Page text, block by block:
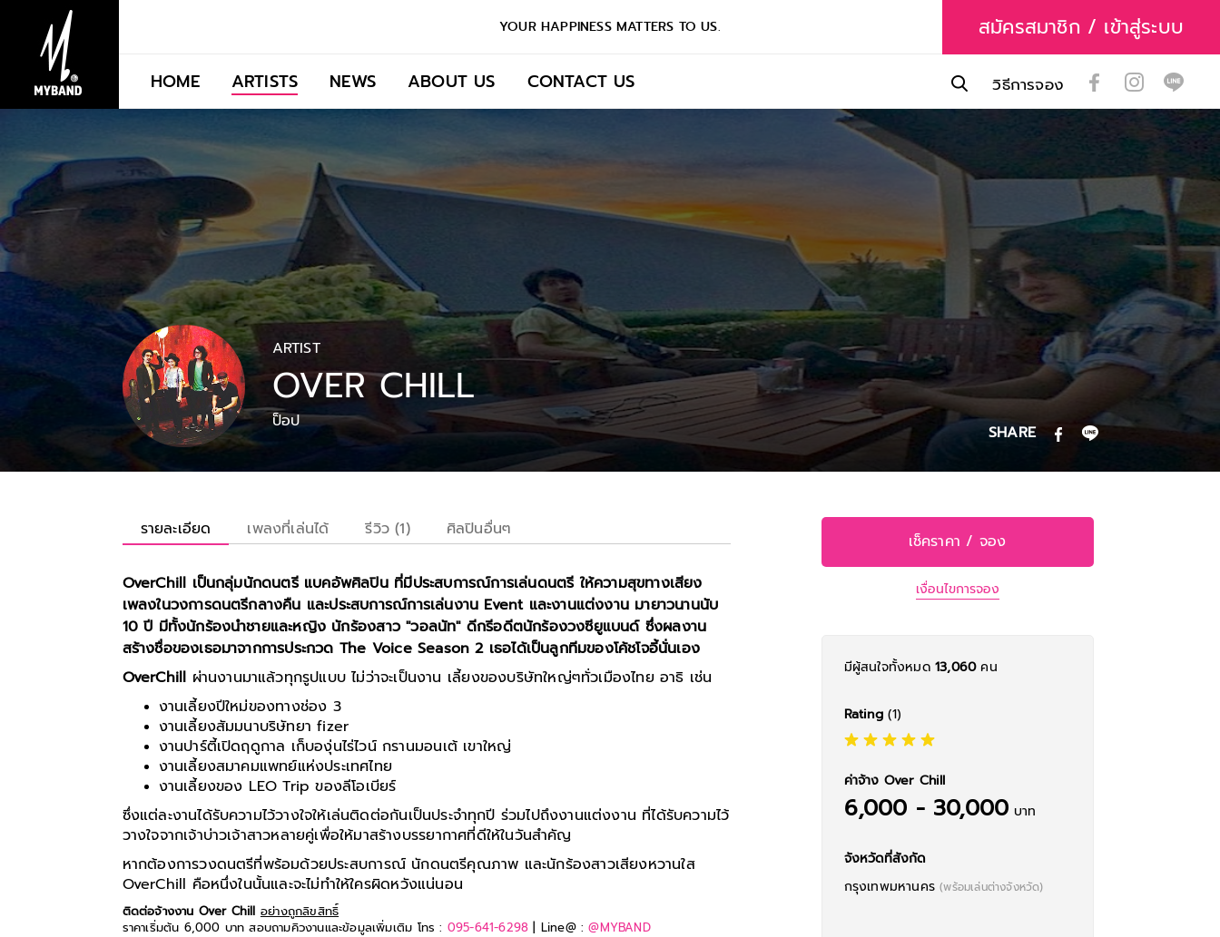
YOUR HAPPINESS MATTERS TO US. สมัครสมาชิก / เข้าสู่ระบบ
HOME ARTISTS NEWS ABOUT US CONTACT US วิธีการจอง
ARTIST
OVER CHILL
ป็อป
SHARE
รายละเอียด เพลงที่เล่นได้ รีวิว (1) ศิลปินอื่นๆ
OverChill เป็นกลุ่มนักดนตรี แบคอัพศิลปิน ที่มีประสบการณ์การเล่นดนตรี ให้ความสุขทางเสียง
เพลงในวงการดนตรีกลางคืน และประสบการณ์การเล่นงาน Event และงานแต่งงาน มายาวนานนับ
10 ปี มีทั้งนักร้องนำชายและหญิง นักร้องสาว "วอลนัท" ดีกรีอดีตนักร้องวงซียูแบนด์ ซึ่งผลงาน
สร้างชื่อของเธอมาจากการประกวด The Voice Season 2 เธอได้เป็นลูกทีมของโค้ชโจอี้นั่นเอง
OverChill ผ่านงานมาแล้วทุกรูปแบบ ไม่ว่าจะเป็นงาน เลี้ยงของบริษัทใหญ่ๆทั่วเมืองไทย อาธิ เช่น
งานเลี้ยงปีใหม่ของทางช่อง 3
งานเลี้ยงสัมมนาบริษัทยา fizer
งานปาร์ตี้เปิดฤดูกาล เก็บองุ่นไร่ไวน์ กรานมอนเต้ เขาใหญ่
งานเลี้ยงสมาคมแพทย์แห่งประเทศไทย
งานเลี้ยงของ LEO Trip ของลีโอเบียร์
ซึ่งแต่ละงานได้รับความไว้วางใจให้เล่นติดต่อกันเป็นประจำทุกปี ร่วมไปถึงงานแต่งงาน ที่ได้รับความไว้
วางใจจากเจ้าบ่าวเจ้าสาวหลายคู่เพื่อให้มาสร้างบรรยากาศที่ดีให้ในวันสำคัญ
หากต้องการวงดนตรีที่พร้อมด้วยประสบการณ์ นักดนตรีคุณภาพ และนักร้องสาวเสียงหวานใส
OverChill คือหนึ่งในนั้นและจะไม่ทำให้ใครผิดหวังแน่นอน
ติดต่อจ้างงาน Over Chill อย่างถูกลิขสิทธิ์
ราคาเริ่มต้น 6,000 บาท สอบถามคิวงานและข้อมูลเพิ่มเติม โทร : 095-641-6298 | Line@ :@MYBAND
เช็คราคา / จอง
เงื่อนไขการจอง
มีผู้สนใจทั้งหมด 13,060คน
Rating(1)
ค่าจ้าง Over Chill
6,000 - 30,000 บาท
จังหวัดที่สังกัด
กรุงเทพมหานคร(พร้อมเล่นต่างจังหวัด)